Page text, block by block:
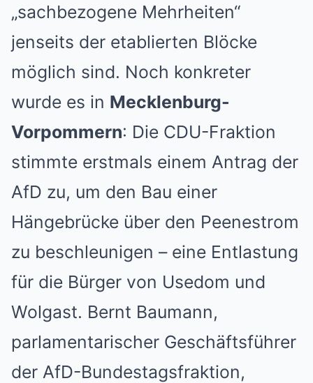
„sachbezogene Mehrheiten“
jenseits der etablierten Blöcke
möglich sind. Noch konkreter
wurde es in Mecklenburg-
Vorpommern: Die CDU-Fraktion
stimmte erstmals einem Antrag der
AfD zu, um den Bau einer
Hängebrücke über den Peenestrom
zu beschleunigen – eine Entlastung
für die Bürger von Usedom und
Wolgast. Bernt Baumann,
parlamentarischer Geschäftsführer
der AfD-Bundestagsfraktion,